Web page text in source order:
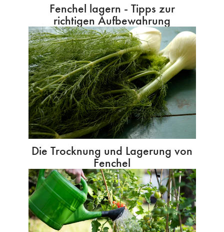
Fenchel lagern - Tipps zur
richtigen Aufbewahrung
Die Trocknung und Lagerung von
Fenchel